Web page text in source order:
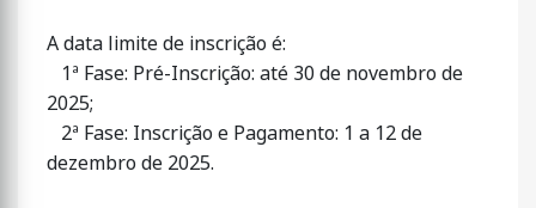
A data limite de inscrição é:
1ª Fase: Pré-Inscrição: até 30 de novembro de
2025;
2ª Fase: Inscrição e Pagamento: 1 a 12 de
dezembro de 2025.